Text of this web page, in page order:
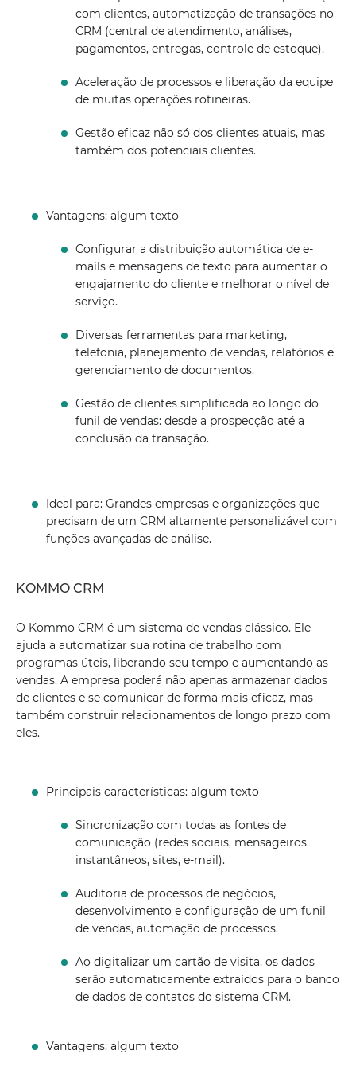
com clientes, automatização de transações no
CRM (central de atendimento, análises,
pagamentos, entregas, controle de estoque).
Aceleração de processos e liberação da equipe
de muitas operações rotineiras.
Gestão eficaz não só dos clientes atuais, mas
também dos potenciais clientes.
Vantagens: algum texto
Configurar a distribuição automática de e-
mails e mensagens de texto para aumentar o
engajamento do cliente e melhorar o nível de
serviço.
Diversas ferramentas para marketing,
telefonia, planejamento de vendas, relatórios e
gerenciamento de documentos.
Gestão de clientes simplificada ao longo do
funil de vendas: desde a prospecção até a
conclusão da transação.
Ideal para: Grandes empresas e organizações que
precisam de um CRM altamente personalizável com
funções avançadas de análise.
KOMMO CRM
O Kommo CRM é um sistema de vendas clássico. Ele
ajuda a automatizar sua rotina de trabalho com
programas úteis, liberando seu tempo e aumentando as
vendas. A empresa poderá não apenas armazenar dados
de clientes e se comunicar de forma mais eficaz, mas
também construir relacionamentos de longo prazo com
eles.
Principais características: algum texto
Sincronização com todas as fontes de
comunicação (redes sociais, mensageiros
instantâneos, sites, e-mail).
Auditoria de processos de negócios,
desenvolvimento e configuração de um funil
de vendas, automação de processos.
Ao digitalizar um cartão de visita, os dados
serão automaticamente extraídos para o banco
de dados de contatos do sistema CRM.
Vantagens: algum texto